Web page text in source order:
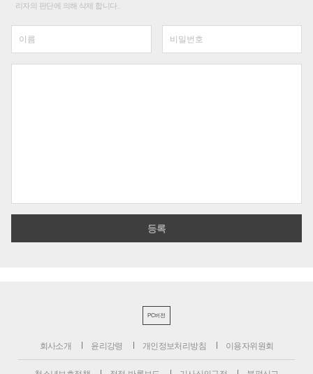
리자의 판단에 의해 삭제 합니다.
PC버전
회사소개 윤리강령 개인정보처리방침 이용자위원회